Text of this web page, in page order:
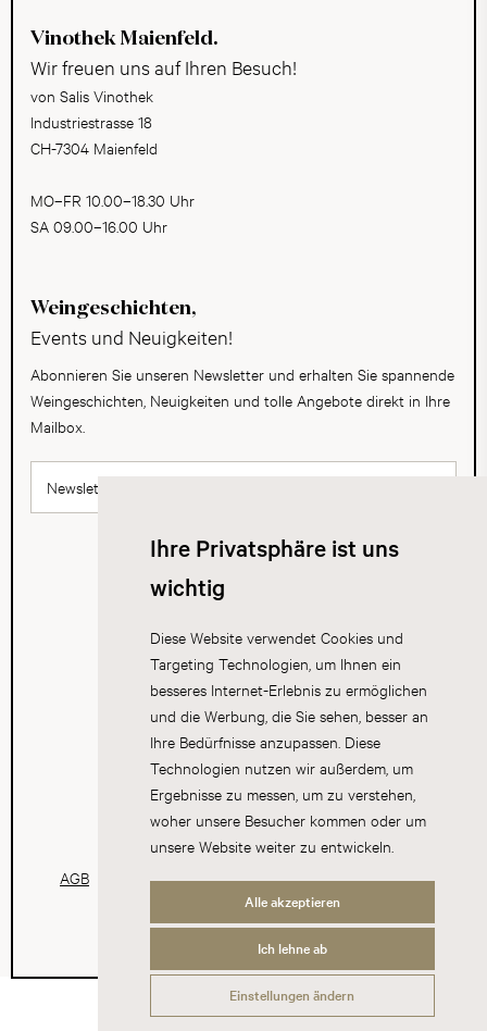
Ihre Privatsphäre ist uns
wichtig
Diese Website verwendet Cookies und
Targeting Technologien, um Ihnen ein
besseres Internet-Erlebnis zu ermöglichen
und die Werbung, die Sie sehen, besser an
Ihre Bedürfnisse anzupassen. Diese
Technologien nutzen wir außerdem, um
Ergebnisse zu messen, um zu verstehen,
woher unsere Besucher kommen oder um
unsere Website weiter zu entwickeln.
Alle akzeptieren
Ich lehne ab
Einstellungen ändern
Vinothek Maienfeld.
Wir freuen uns auf Ihren Besuch!
von Salis Vinothek
Industriestrasse 18
CH-7304 Maienfeld
MO–FR 10.00–18.30 Uhr
SA 09.00–16.00 Uhr
Weingeschichten,
Events und Neuigkeiten!
Abonnieren Sie unseren Newsletter und erhalten Sie spannende
Weingeschichten, Neuigkeiten und tolle Angebote direkt in Ihre
Mailbox.
Newsletter abonnieren
AGB Datenschutz Impressum Cookies